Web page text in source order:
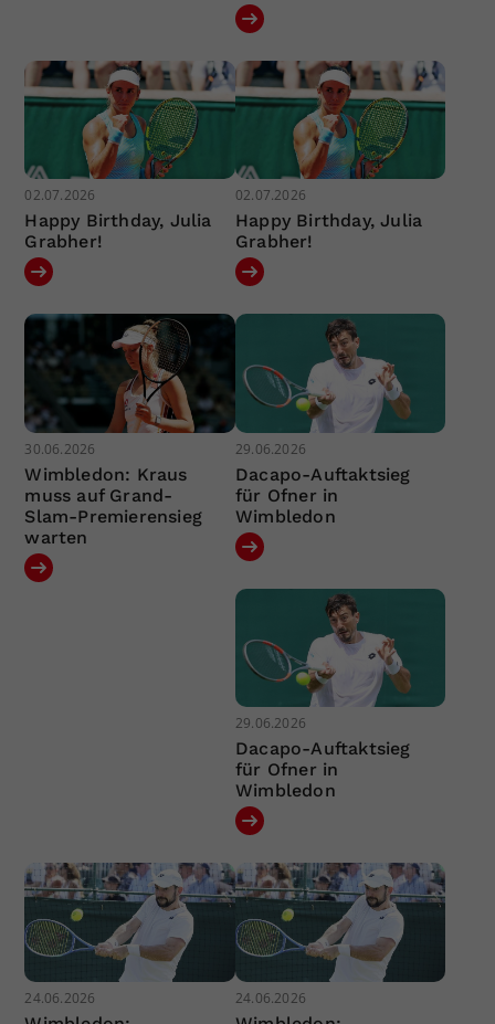
02.07.2026
Happy Birthday, Julia
Grabher!
02.07.2026
Happy Birthday, Julia
Grabher!
30.06.2026
Wimbledon: Kraus
muss auf Grand-
Slam-Premierensieg
warten
29.06.2026
Dacapo-Auftaktsieg
für Ofner in
Wimbledon
29.06.2026
Dacapo-Auftaktsieg
für Ofner in
Wimbledon
24.06.2026 24.06.2026